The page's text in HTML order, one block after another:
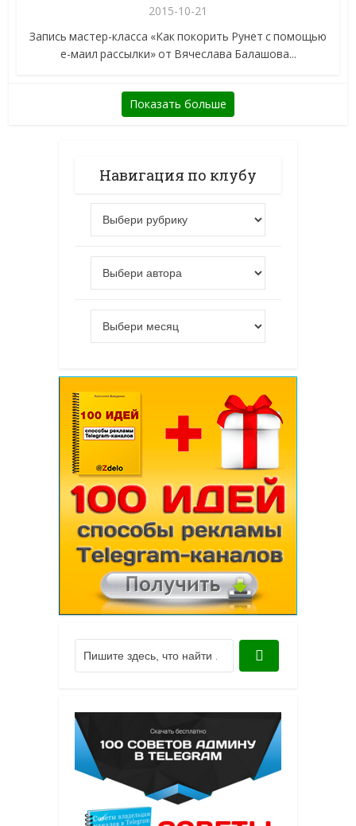
2015-10-21
Запись мастер-класса «Как покорить Рунет с помощью
е-маил рассылки» от Вячеслава Балашова...
Показать больше
Навигация по клубу